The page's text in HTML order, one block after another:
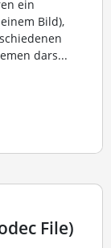
ein
Bild),
dars...
File)